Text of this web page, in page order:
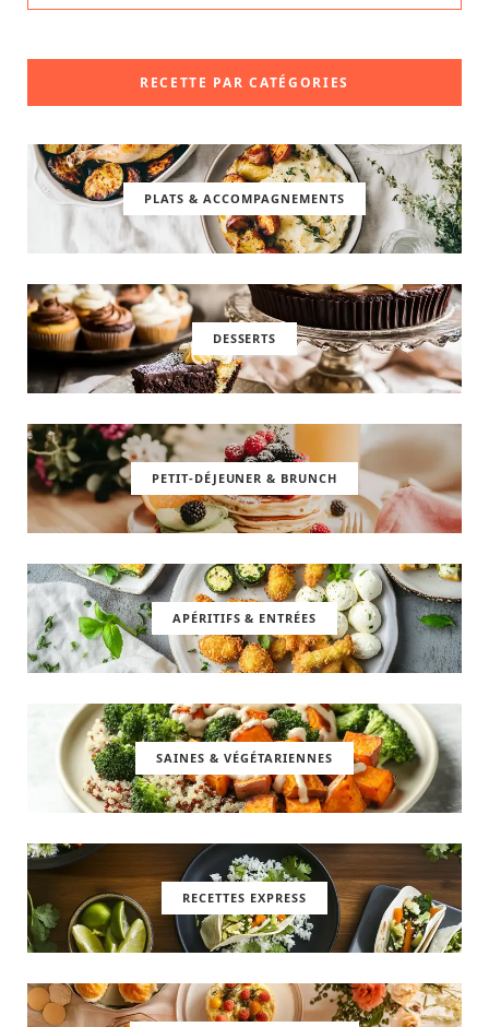
RECETTE PAR CATÉGORIES
PLATS & ACCOMPAGNEMENTS
DESSERTS
PETIT-DÉJEUNER & BRUNCH
APÉRITIFS & ENTRÉES
SAINES & VÉGÉTARIENNES
RECETTES EXPRESS